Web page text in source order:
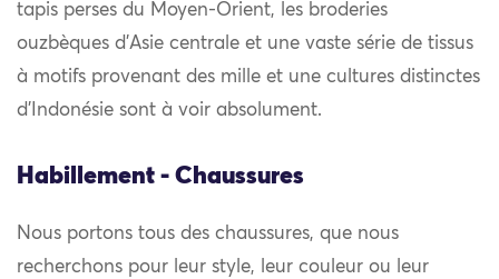
tapis perses du Moyen-Orient, les broderies
ouzbèques d’Asie centrale et une vaste série de tissus
à motifs provenant des mille et une cultures distinctes
d’Indonésie sont à voir absolument.
Habillement - Chaussures
Nous portons tous des chaussures, que nous
recherchons pour leur style, leur couleur ou leur